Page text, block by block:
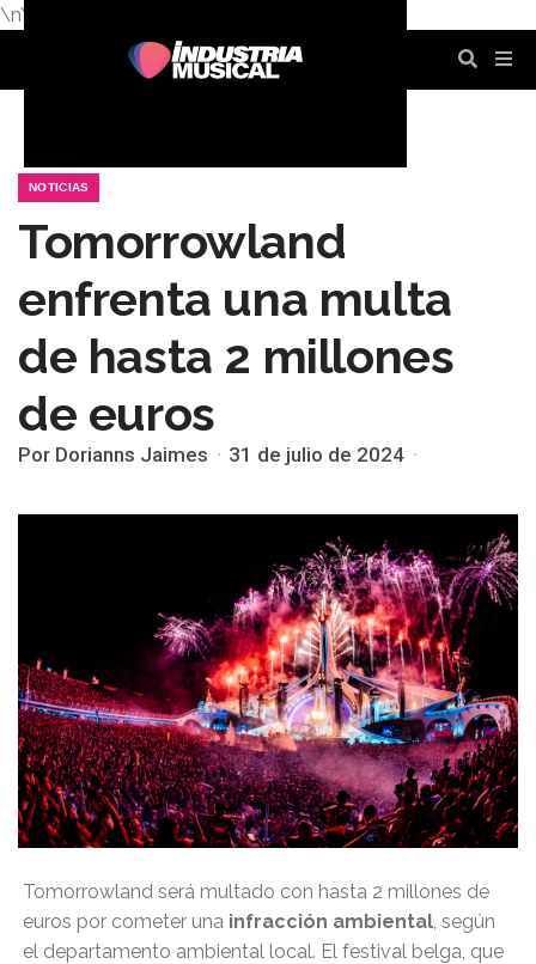
\n\n
NOTICIAS
Tomorrowland
enfrenta una multa
de hasta 2 millones
de euros
Por Dorianns Jaimes 31 de julio de 2024
Tomorrowland será multado con hasta 2 millones de
euros por cometer una infracción ambiental , según
el departamento ambiental local. El festival belga, que